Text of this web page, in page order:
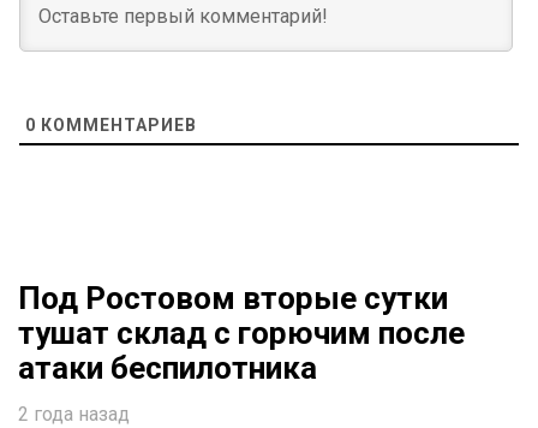
0 КОММЕНТАРИЕВ
Под Ростовом вторые сутки
тушат склад с горючим после
атаки беспилотника
2 года назад